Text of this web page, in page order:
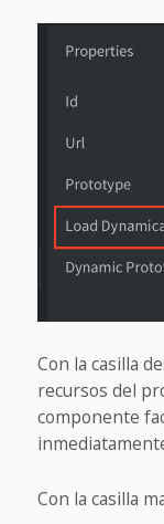
Con la casilla
recursos del
componente
Con la casilla